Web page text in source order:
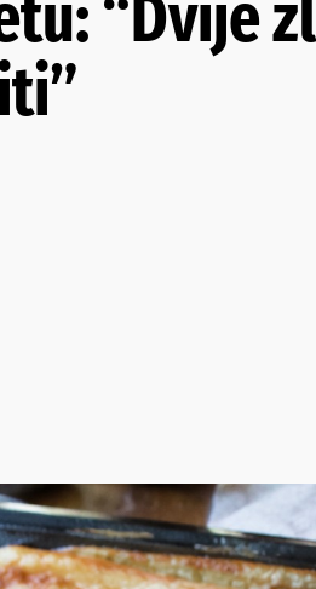
“Dvije